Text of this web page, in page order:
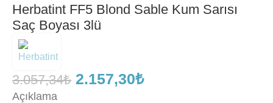
Herbatint FF5 Blond Sable Kum Sarısı
Saç Boyası 3lü
3.057,34₺ 2.157,30₺
Açıklama